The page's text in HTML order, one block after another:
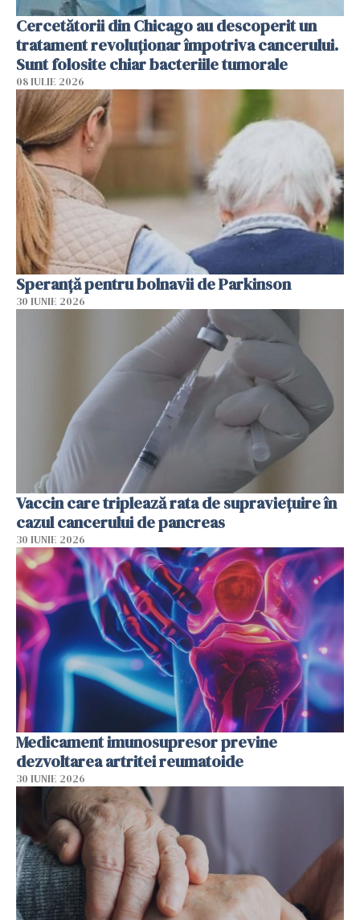
Cercetătorii din Chicago au descoperit un
tratament revoluționar împotriva cancerului.
Sunt folosite chiar bacteriile tumorale
08 IULIE 2026
Speranță pentru bolnavii de Parkinson
30 IUNIE 2026
Vaccin care triplează rata de supraviețuire în
cazul cancerului de pancreas
30 IUNIE 2026
Medicament imunosupresor previne
dezvoltarea artritei reumatoide
30 IUNIE 2026